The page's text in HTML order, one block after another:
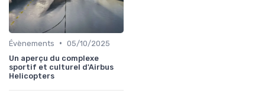
Évènements • 05/10/2025
Un aperçu du complexe
sportif et culturel d'Airbus
Helicopters